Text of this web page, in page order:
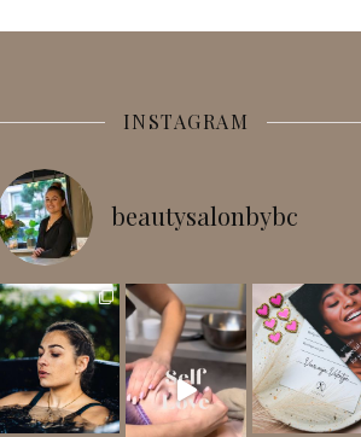
INSTAGRAM
beautysalonbybc
Een intensief reinigende behande ! Ben jij opzoek naar